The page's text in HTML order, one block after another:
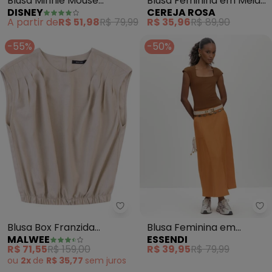
(Marrom)
DISNEY
A partir deR$ 51,98R$ 79,99
Malha com Gola Alta
(Marrom)
CEREJA ROSA
R$ 35,96R$ 89,90
-55%
Malwee - Blusa Box Franzida
Blusa Box Franzida
(Atupe)
MALWEE
R$ 71,55R$ 159,00
ou 2x de R$ 35,77 sem juros
-50%
Blusa Feminina em
Cotton (Marrom)
ESSENDI
R$ 39,95R$ 79,99